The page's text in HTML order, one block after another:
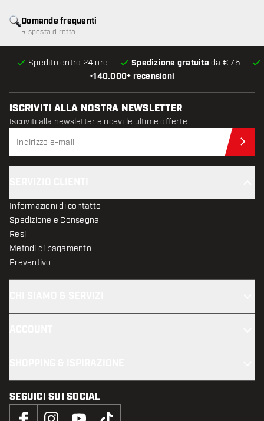
•140.000+ recensioni
Spedito entro 24 ore Spedizione gratuita da € 75
Domande frequenti
Risposta diretta
ISCRIVITI ALLA NOSTRA NEWSLETTER
Iscriviti alla newsletter e ricevi le ultime offerte.
Informazioni di contatto
Spedizione e Consegna
Resi
Metodi di pagamento
Preventivo
SEGUICI SUI SOCIAL